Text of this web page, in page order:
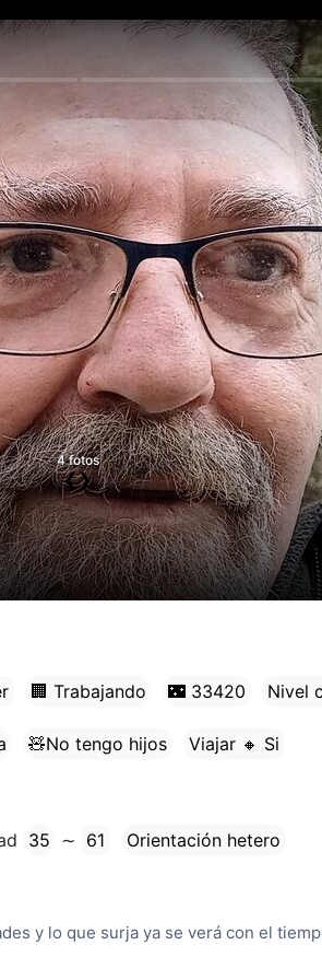
4 fotos
❮❯
🏢 Trabajando 🌃 33420 Nivel
🧸No tengo hijos Viajar 🔸 Si
35 ∼ 61 Orientación hetero
y lo que surja ya se verá con el